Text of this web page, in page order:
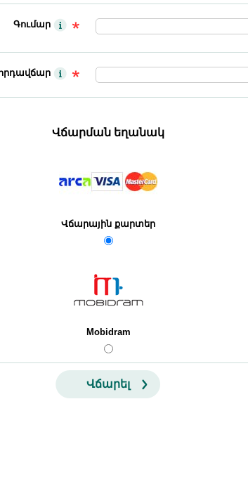
Գումար
Վճարման եղանակ
Վճարային քարտեր
Mobidram
Վճարել